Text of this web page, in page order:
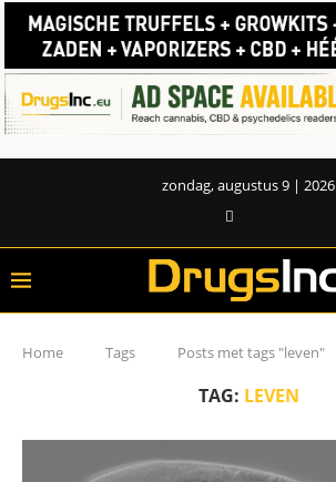
zondag, augustus 9 | 2026
Home Tags Posts met tags "leven"
TAG: LEVEN